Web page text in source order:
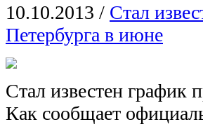
10.10.2013 / Стал
Петербурга в июне
Стал известен
Как сообщает